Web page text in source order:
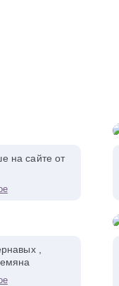
на сайте от
,